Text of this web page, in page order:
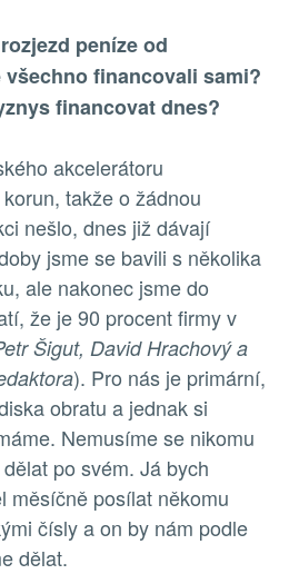
peníze od
financovali sami?
financovat dnes?
akcelerátoru
takže o žádnou
nešlo, dnes již dávají
jsme se bavili s několika
ale nakonec jsme do
že je 90 procent firmy v
Šigut, David Hrachový a
). Pro nás je primární,
obratu a jednak si
Nemusíme se nikomu
po svém. Já bych
měsíčně posílat někomu
čísly a on by nám podle
dělat.